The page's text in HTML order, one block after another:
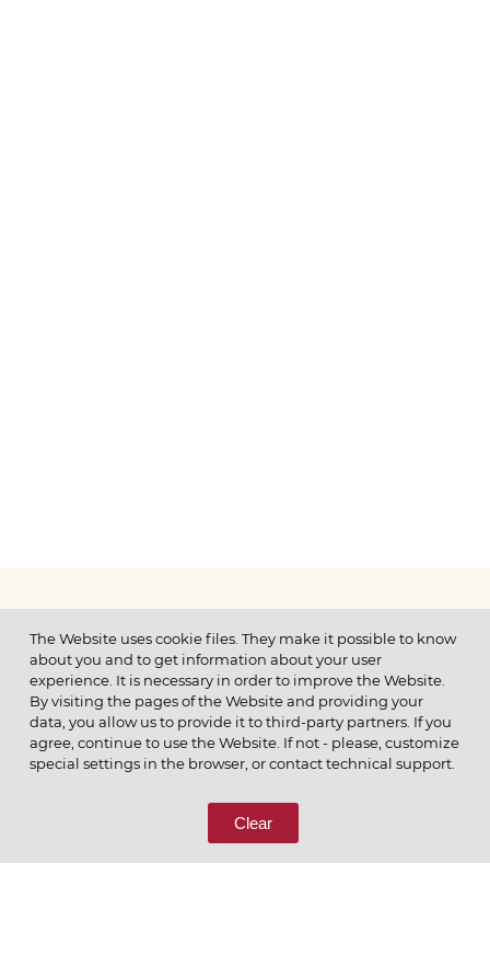
МЕНЮ
© 2026 ОАО
ПОЗВОНИТЕ НАМ
8 (800) 333-65-66
The Website uses cookie files. They make it possible to know
about you and to get information about your user
experience. It is necessary in order to improve the Website.
By visiting the pages of the Website and providing your
data, you allow us to provide it to third-party partners. If you
agree, continue to use the Website. If not - please, customize
special settings in the browser, or contact technical support.
Clear